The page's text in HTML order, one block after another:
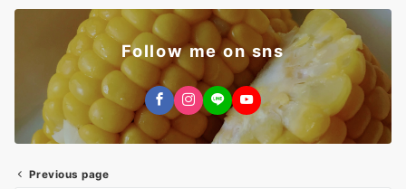
Follow me on sns
Previous page